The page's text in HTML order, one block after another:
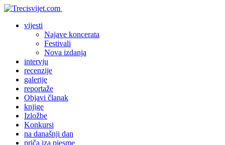
vijesti
Najave koncerata
Festivali
Nova izdanja
intervju
recenzije
galerije
reportaže
Objavi članak
knjige
Izložbe
Konkursi
na današnji dan
priča iza pjesme